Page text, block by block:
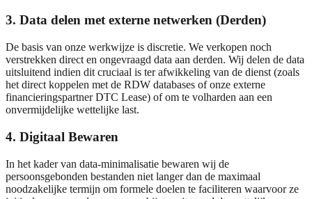
3. Data delen met externe netwerken (Derden)
De basis van onze werkwijze is discretie. We verkopen noch
verstrekken direct en ongevraagd data aan derden. Wij delen de data
uitsluitend indien dit cruciaal is ter afwikkeling van de dienst (zoals
het direct koppelen met de RDW databases of onze externe
financieringspartner DTC Lease) of om te volharden aan een
onvermijdelijke wettelijke last.
4. Digitaal Bewaren
In het kader van data-minimalisatie bewaren wij de
persoonsgebonden bestanden niet langer dan de maximaal
noodzakelijke termijn om formele doelen te faciliteren waarvoor ze